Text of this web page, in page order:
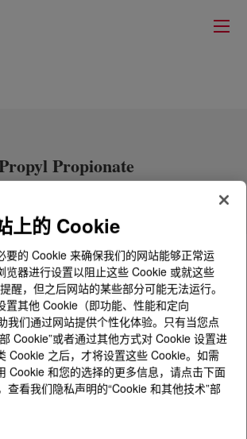
Propionate
Propyl Propionate?
上的 Cookie
要的 Cookie 来确保我们的网站能够正常运
览器进行设置以阻止这些 Cookie 或就这些
醒，但之后网站的某些部分可能无法运行。
置其他 Cookie（即功能、性能和定向
我们通过网站提供个性化体验。只有当您点
Cookie”或者通过其他方式对 Cookie 设置进
Cookie 之后，才将设置这些 Cookie。如需
Cookie 和您的选择的更多信息，请点击下面
查看我们隐私声明的“Cookie 和其他技术”部